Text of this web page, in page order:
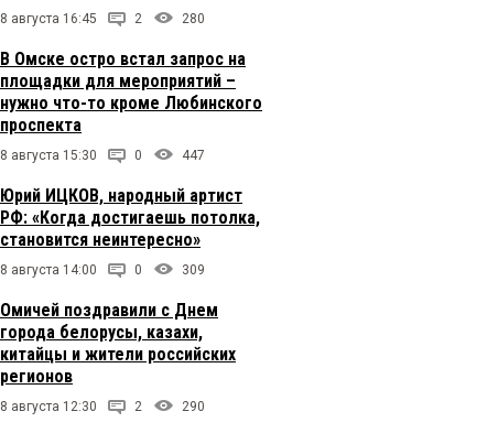
8 августа 16:45 2 280
В Омске остро встал запрос на
площадки для мероприятий –
нужно что-то кроме Любинского
проспекта
8 августа 15:30 0 447
Юрий ИЦКОВ, народный артист
РФ: «Когда достигаешь потолка,
становится неинтересно»
8 августа 14:00 0 309
Омичей поздравили с Днем
города белорусы, казахи,
китайцы и жители российских
регионов
8 августа 12:30 2 290